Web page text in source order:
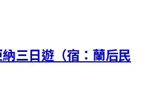
三日遊（宿：蘭后民